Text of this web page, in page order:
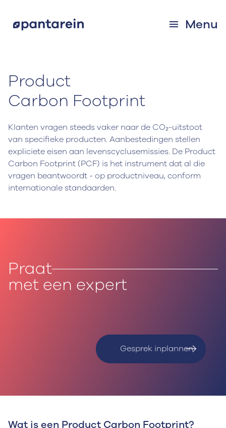
Menu
Product
Carbon Footprint
Klanten vragen steeds vaker naar de CO₂-uitstoot
van specifieke producten. Aanbestedingen stellen
expliciete eisen aan levenscyclusemissies. De Product
Carbon Footprint (PCF) is het instrument dat al die
vragen beantwoordt - op productniveau, conform
internationale standaarden.
Praat
met een expert
Gesprek inplannen
Wat is een Product Carbon Footprint?